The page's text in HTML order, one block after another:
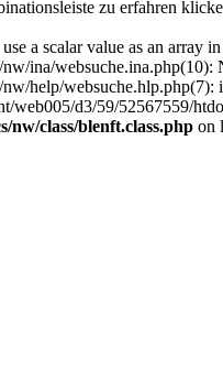
zu erfahren
a scalar value as an array
ina/
help/
web005/d3/59/52567559/
nw/class/blenft.class.php on